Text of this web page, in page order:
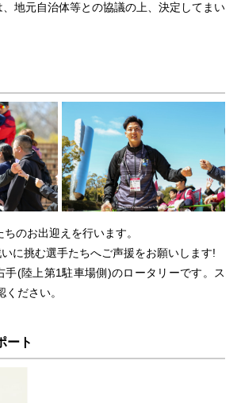
地元自治体等との協議の上、決定してまい
のお出迎えを行います。
に挑む選手たちへご声援をお願いします!
(陸上第1駐車場側)のロータリーです。ス
ださい。
ート